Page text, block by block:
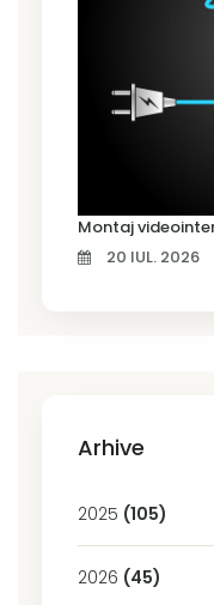
20 IUL. 2026
Arhive
2025 (105)
2026 (45)